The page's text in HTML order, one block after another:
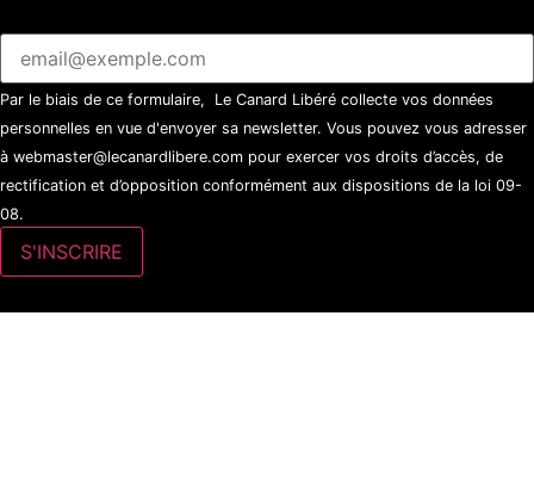
Par le biais de ce formulaire, Le Canard Libéré collecte vos données
personnelles en vue d'envoyer sa newsletter. Vous pouvez vous adresser
à webmaster@lecanardlibere.com pour exercer vos droits d’accès, de
rectification et d’opposition conformément aux dispositions de la loi 09-
08.